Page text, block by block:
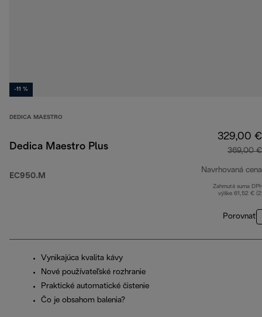
-11 %
DEDICA MAESTRO
Dedica Maestro Plus
EC950.M
329,00 €
369,00 €
Navrhovaná cena
Zahrnutá suma
výške 61,52 €
Porovnať
Vynikajúca kvalita kávy
Nové používateľské rozhranie
Praktické automatické čistenie
Čo je obsahom balenia?